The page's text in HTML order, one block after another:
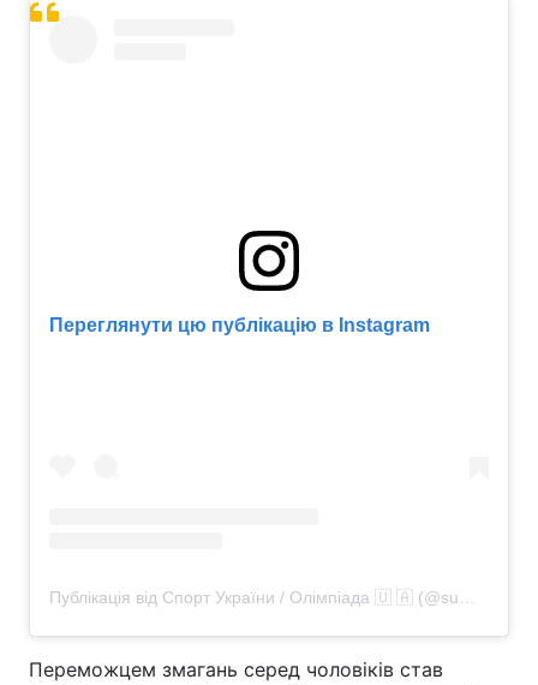
Переглянути цю публікацію в Instagram
Переможцем змагань серед чоловіків став